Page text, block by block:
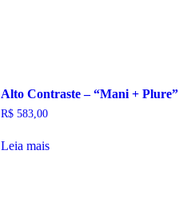
Alto Contraste – “Mani + Plure”
R$ 583,00
Leia mais